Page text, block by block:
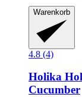
Warenkorb
4.8 (4)
Holika
Cucumber